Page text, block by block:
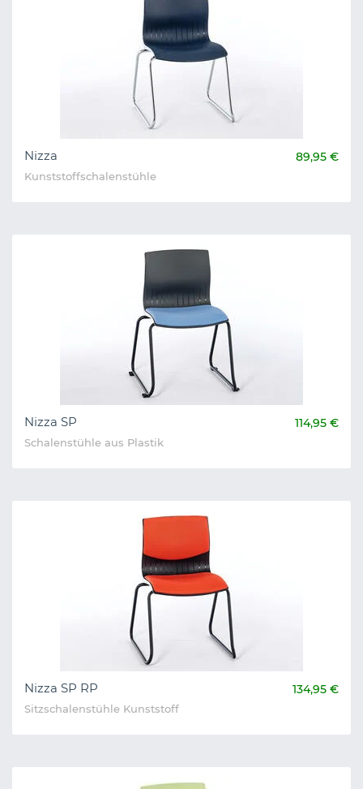
Nizza 89,95 €
Kunststoffschalenstühle
Nizza SP 114,95 €
Schalenstühle aus Plastik
Nizza SP RP 134,95 €
Sitzschalenstühle Kunststoff